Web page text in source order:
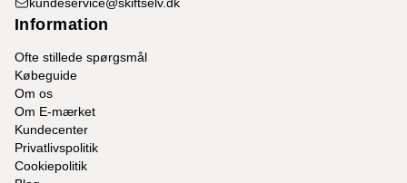
Information
Ofte stillede spørgsmål
Købeguide
Om os
Om E-mærket
Kundecenter
Privatlivspolitik
Cookiepolitik